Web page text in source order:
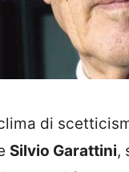
di
Silvio Garattini,